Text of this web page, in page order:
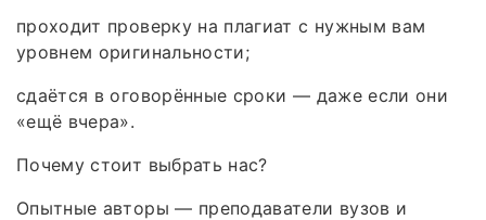
проходит проверку на плагиат с нужным вам
уровнем оригинальности;
сдаётся в оговорённые сроки — даже если они
«ещё вчера».
Почему стоит выбрать нас?
Опытные авторы — преподаватели вузов и